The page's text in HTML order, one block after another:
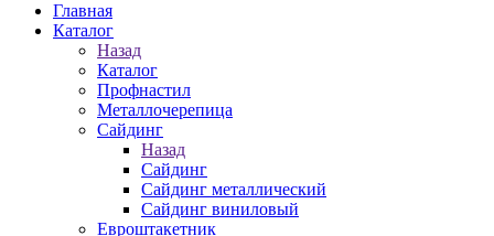
Главная
Каталог
Назад
Каталог
Профнастил
Металлочерепица
Сайдинг
Назад
Сайдинг
Сайдинг металлический
Сайдинг виниловый
Евроштакетник